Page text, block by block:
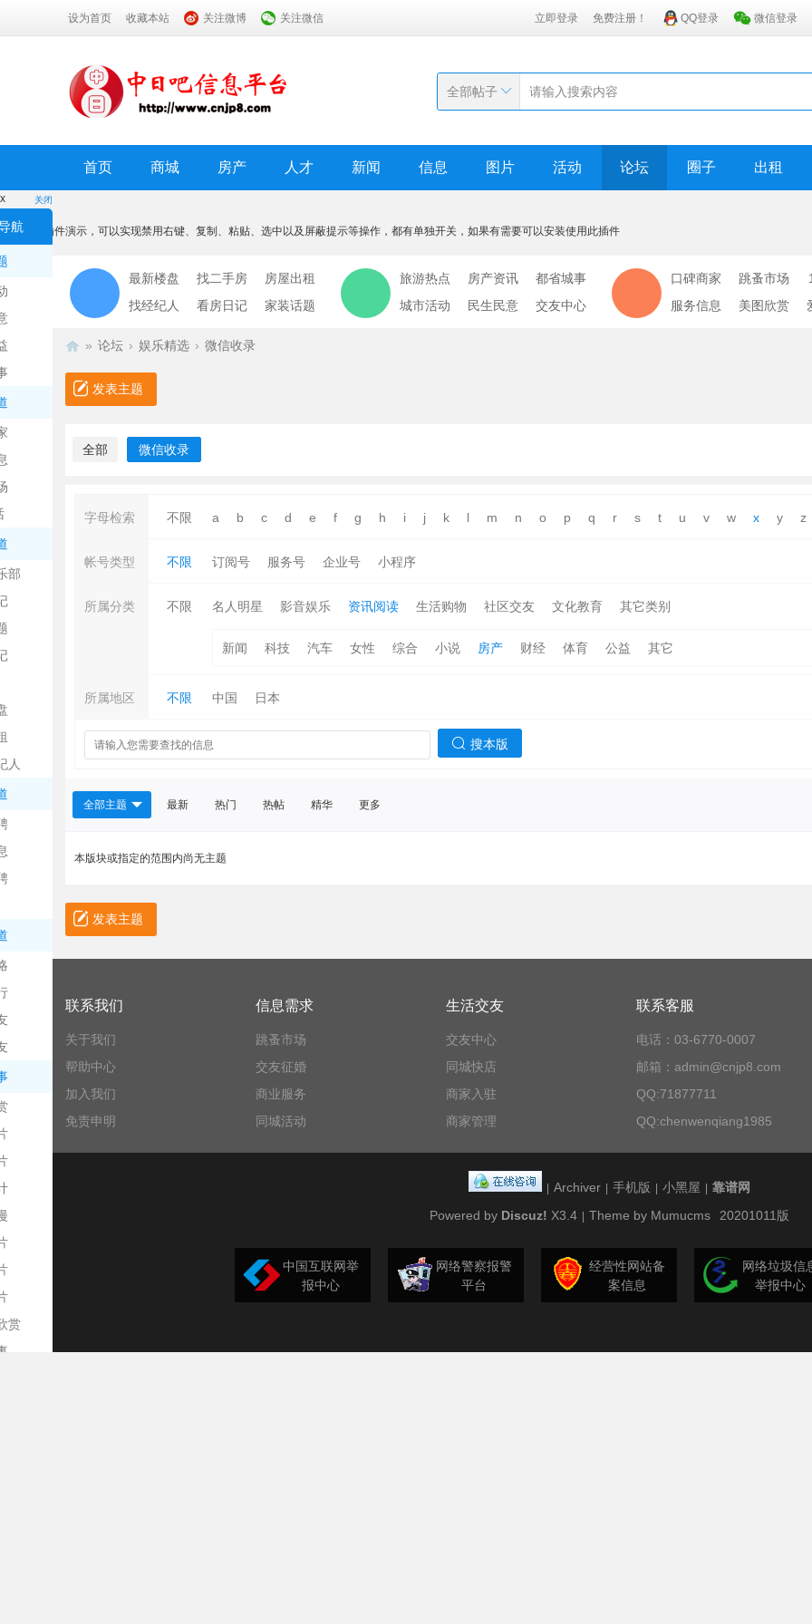
设为首页 收藏本站 关注微博 关注微信 立即登录 免费注册！ QQ登录 微信登录
全部帖子
首页 商城 房产 人才 新闻 信息 图片 活动 论坛 圈子 出租
关闭
航
部
人
赏
x
本功能为插件演示，可以实现禁用右键、复制、粘贴、选中以及屏蔽提示等操作，都有单独开关，如果有需要可以安装使用此插件
我知道了
最新楼盘 找二手房
房屋出租
找经纪人
看房日记 家装话题
旅游热点 房产资讯
都省城事
城市活动
民生民意 交友中心
口碑商家 跳蚤市场
服务信息
美图欣赏
» 论坛 › 娱乐精选 › 微信收录
发表主题
全部 微信收录
字母检索 不限 a b c d e f g h i j k l m n o p q r s t u v w x y z
帐号类型 不限 订阅号 服务号 企业号 小程序
所属分类 不限 名人明星 影音娱乐 资讯阅读 生活购物 社区交友 文化教育 其它类别
新闻 科技 汽车 女性 综合 小说 房产 财经 体育 公益 其它
所属地区 不限 中国 日本
搜本版
全部主题 最新 热门 热帖 精华 更多
本版块或指定的范围内尚无主题
发表主题
联系我们
关于我们
帮助中心
加入我们
免责申明
信息需求
跳蚤市场
交友征婚
商业服务
同城活动
生活交友
交友中心
同城快店
商家入驻
商家管理
联系客服
电话：03-6770-0007
邮箱：admin@cnjp8.com
QQ:71877711
QQ:chenwenqiang1985
Archiver 手机版 小黑屋
靠谱网
Powered by Discuz! X3.4 Theme by Mumucms 20201011版
中国互联网举
报中心
网络警察报警
平台
经营性网站备
案信息
网络垃圾信
举报中心